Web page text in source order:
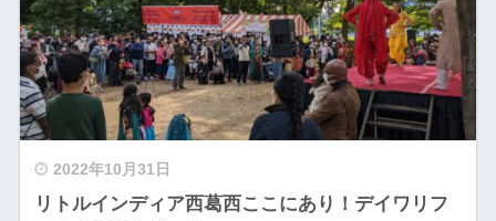
2022年10月31日
リトルインディア西葛西ここにあり！デイワリフ